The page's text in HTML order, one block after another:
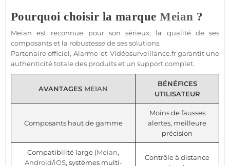
Pourquoi choisir la marqueMeian ?
Meian est reconnue pour son sérieux, la qualité de ses
composants et la robustesse de ses solutions.
Partenaire officiel, Alarme-et-Vidéosurveillance.fr garantit une
authenticité totale des produits et un support complet.
AVANTAGES MEIAN
BÉNÉFICES
UTILISATEUR
Composants haut de gamme
Moins de fausses
alertes, meilleure
précision
Compatibilité large (Meian,
Android/iOS, systèmes multi-
Contrôle à distance